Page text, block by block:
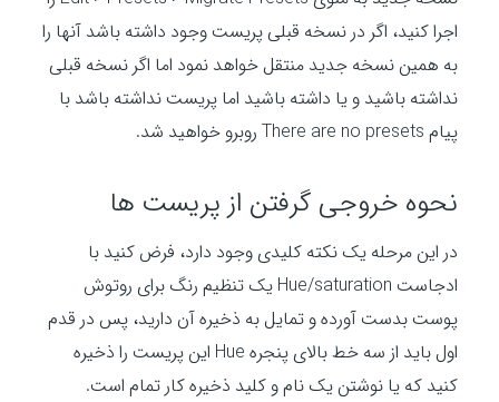
اجرا کنید، اگر در نسخه قبلی پریست وجود داشته باشد آنها را
به همین نسخه جدید منتقل خواهد نمود اما اگر نسخه قبلی
نداشته باشید و یا داشته باشید اما پریست نداشته باشد با
پیام There are no presets روبرو خواهید شد.
نحوه خروجی گرفتن از پریست ها
در این مرحله یک نکته کلیدی وجود دارد، فرض کنید با
ادجاست Hue/saturation یک تنظیم رنگ برای روتوش
پوست بدست آورده و تمایل به ذخیره آن دارید، پس در قدم
اول باید از سه خط بالای پنجره Hue این پریست را ذخیره
کنید که یا نوشتن یک نام و کلید ذخیره کار تمام است.